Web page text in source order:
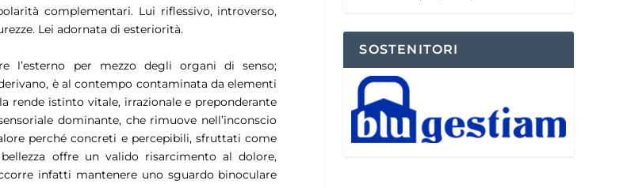
complementari. Lui riflessivo, introverso,
Lei adornata di esteriorità.
l’esterno per mezzo degli organi di senso;
è al contempo contaminata da elementi
rende istinto vitale, irrazionale e preponderante
dominante, che rimuove nell’inconscio
perché concreti e percepibili, sfruttati come
offre un valido risarcimento al dolore,
infatti mantenere uno sguardo binoculare
SOSTENITORI